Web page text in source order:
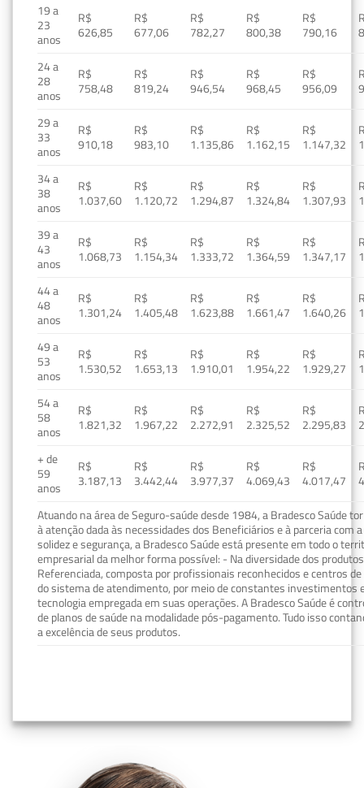
19 a
23
anos
R$
626,85
R$
677,06
R$
782,27
R$
800,38
R$
790,16
24 a
28
anos
R$
758,48
R$
819,24
R$
946,54
R$
968,45
R$
956,09
29 a
33
anos
R$
910,18
R$
983,10
R$
1.135,86
R$
1.162,15
R$
1.147,32
34 a
38
anos
R$
1.037,60
R$
1.120,72
R$
1.294,87
R$
1.324,84
R$
1.307,93
39 a
43
anos
R$
1.068,73
R$
1.154,34
R$
1.333,72
R$
1.364,59
R$
1.347,17
44 a
48
anos
R$
1.301,24
R$
1.405,48
R$
1.623,88
R$
1.661,47
R$
1.640,26
49 a
53
anos
R$
1.530,52
R$
1.653,13
R$
1.910,01
R$
1.954,22
R$
1.929,27
54 a
58
anos
R$
1.821,32
R$
1.967,22
R$
2.272,91
R$
2.325,52
R$
2.295,83
+ de
59
anos
R$
3.187,13
R$
3.442,44
R$
3.977,37
R$
4.069,43
R$
4.017,47
Atuando na área de Seguro-saúde desde 1984, a Bradesco Saúde
à atenção dada às necessidades dos Beneficiários e à parceria com
solidez e segurança, a Bradesco Saúde está presente em todo o
empresarial da melhor forma possível: - Na diversidade dos
Referenciada, composta por profissionais reconhecidos e centros
do sistema de atendimento, por meio de constantes investimentos
tecnologia empregada em suas operações. A Bradesco Saúde é
de planos de saúde na modalidade pós-pagamento. Tudo isso
a excelência de seus produtos.